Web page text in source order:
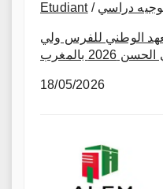
Etudiant/ دراسي
الوطني للفرس ولي
بالمغرب
18/05/2026